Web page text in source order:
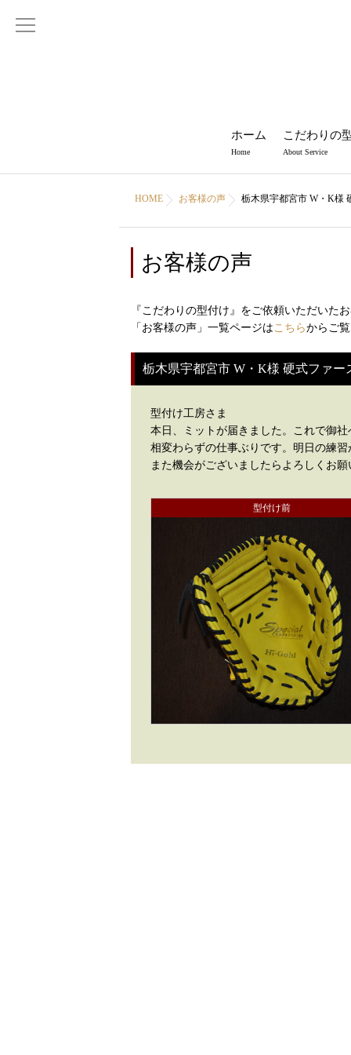
ホーム
Home
こだわりの
About Service
HOME お客様の声 栃木県宇都宮市 W・K様
お客様の声
『こだわりの型付け』をご依頼いただいた
「お客様の声」一覧ページはこちらからご
栃木県宇都宮市 W・K様 硬式ファー
型付け工房さま
本日、ミットが届きました。これで御
相変わらずの仕事ぶりです。明日の練
また機会がございましたらよろしくお
型付け前